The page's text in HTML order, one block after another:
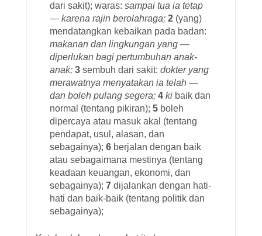
dari sakit); waras: sampai tua ia tetap
— karena rajin berolahraga; 2 (yang)
mendatangkan kebaikan pada badan:
makanan dan lingkungan yang —
diperlukan bagi pertumbuhan anak-
anak; 3 sembuh dari sakit: dokter yang
merawatnya menyatakan ia telah —
dan boleh pulang segera; 4 ki baik dan
normal (tentang pikiran); 5 boleh
dipercaya atau masuk akal (tentang
pendapat, usul, alasan, dan
sebagainya); 6 berjalan dengan baik
atau sebagaimana mestinya (tentang
keadaan keuangan, ekonomi, dan
sebagainya); 7 dijalankan dengan hati-
hati dan baik-baik (tentang politik dan
sebagainya);